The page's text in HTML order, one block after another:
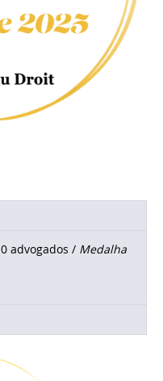
advogados / Medalha